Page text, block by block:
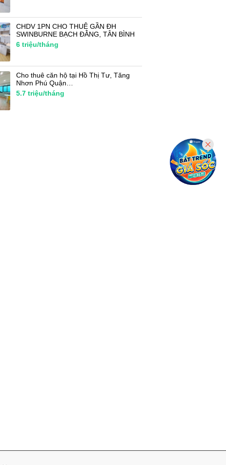
CHDV 1PN CHO THUÊ GẦN ĐH
SWINBURNE BẠCH ĐẰNG, TÂN BÌNH
6 triệu/tháng
Cho thuê căn hộ tại Hồ Thị Tư, Tăng
Nhơn Phú Quận…
5.7 triệu/tháng